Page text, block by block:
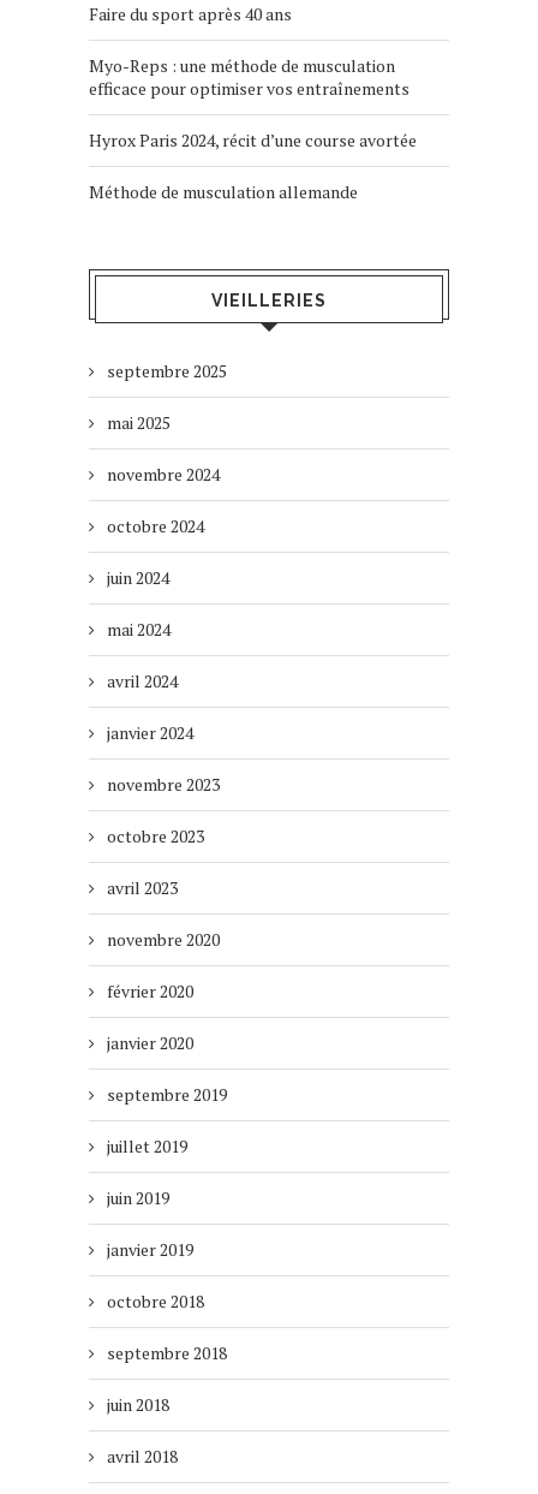
Faire du sport après 40 ans
Myo-Reps : une méthode de musculation
efficace pour optimiser vos entraînements
Hyrox Paris 2024, récit d’une course avortée
Méthode de musculation allemande
VIEILLERIES
septembre 2025
mai 2025
novembre 2024
octobre 2024
juin 2024
mai 2024
avril 2024
janvier 2024
novembre 2023
octobre 2023
avril 2023
novembre 2020
février 2020
janvier 2020
septembre 2019
juillet 2019
juin 2019
janvier 2019
octobre 2018
septembre 2018
juin 2018
avril 2018